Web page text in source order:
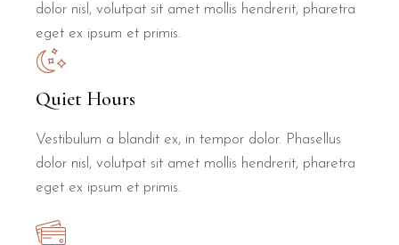
dolor nisl, volutpat sit amet mollis hendrerit, pharetra
eget ex ipsum et primis.
Quiet Hours
Vestibulum a blandit ex, in tempor dolor. Phasellus
dolor nisl, volutpat sit amet mollis hendrerit, pharetra
eget ex ipsum et primis.